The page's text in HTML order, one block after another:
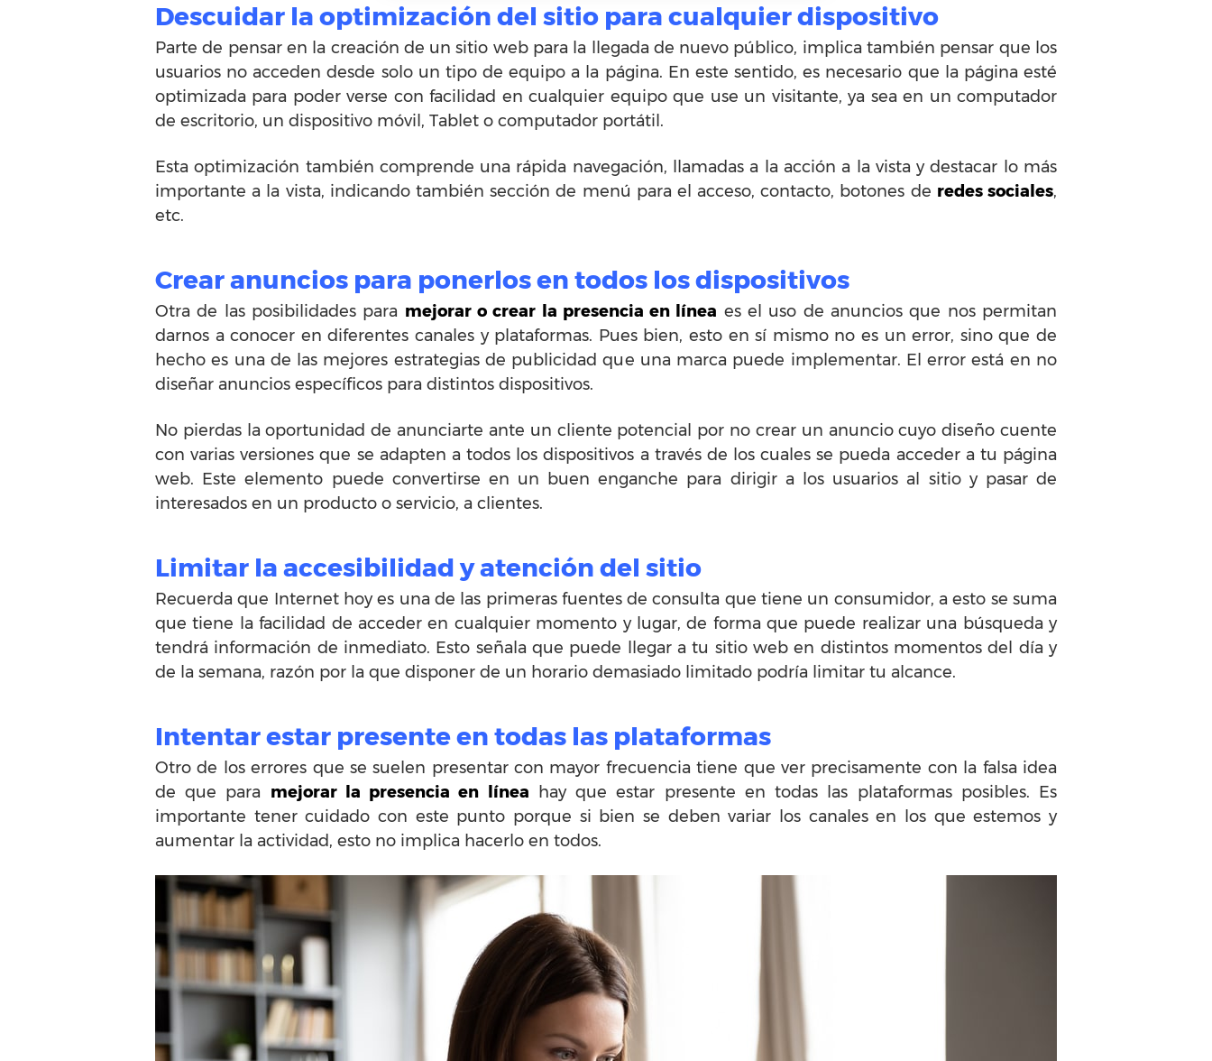
Descuidar la optimización del sitio para cualquier dispositivo
Parte de pensar en la creación de un sitio web para la llegada de nuevo público, implica también pensar que los
usuarios no acceden desde solo un tipo de equipo a la página. En este sentido, es necesario que la página esté
optimizada para poder verse con facilidad en cualquier equipo que use un visitante, ya sea en un computador
de escritorio, un dispositivo móvil, Tablet o computador portátil.
Esta optimización también comprende una rápida navegación, llamadas a la acción a la vista y destacar lo más
importante a la vista, indicando también sección de menú para el acceso, contacto, botones de redes sociales,
etc.
Crear anuncios para ponerlos en todos los dispositivos
Otra de las posibilidades para mejorar o crear la presencia en línea es el uso de anuncios que nos permitan
darnos a conocer en diferentes canales y plataformas. Pues bien, esto en sí mismo no es un error, sino que de
hecho es una de las mejores estrategias de publicidad que una marca puede implementar. El error está en no
diseñar anuncios específicos para distintos dispositivos.
No pierdas la oportunidad de anunciarte ante un cliente potencial por no crear un anuncio cuyo diseño cuente
con varias versiones que se adapten a todos los dispositivos a través de los cuales se pueda acceder a tu página
web. Este elemento puede convertirse en un buen enganche para dirigir a los usuarios al sitio y pasar de
interesados en un producto o servicio, a clientes.
Limitar la accesibilidad y atención del sitio
Recuerda que Internet hoy es una de las primeras fuentes de consulta que tiene un consumidor, a esto se suma
que tiene la facilidad de acceder en cualquier momento y lugar, de forma que puede realizar una búsqueda y
tendrá información de inmediato. Esto señala que puede llegar a tu sitio web en distintos momentos del día y
de la semana, razón por la que disponer de un horario demasiado limitado podría limitar tu alcance.
Intentar estar presente en todas las plataformas
Otro de los errores que se suelen presentar con mayor frecuencia tiene que ver precisamente con la falsa idea
de que para mejorar la presencia en línea hay que estar presente en todas las plataformas posibles. Es
importante tener cuidado con este punto porque si bien se deben variar los canales en los que estemos y
aumentar la actividad, esto no implica hacerlo en todos.